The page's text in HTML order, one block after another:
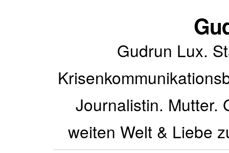
Gudrun Lux.
Journalistin. Mutter.
weiten Welt & Liebe